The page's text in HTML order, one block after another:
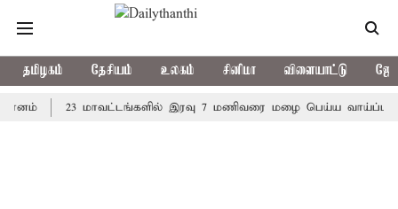
தமிழகம் தேசியம் உலகம் சினிமா விளையாட்டு
23 மாவட்டங்களில் இரவு 7 மணிவரை மழை பெய்ய வாய்ப்பு